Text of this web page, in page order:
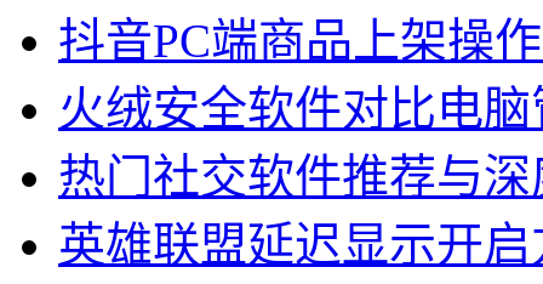
抖音PC端商品上架操
火绒安全软件对比电
热门社交软件推荐与
英雄联盟延迟显示开